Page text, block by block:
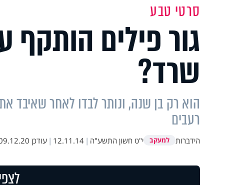
סרטי טבע
גור פילים הותקף
שרד?
רעבים
הידברות למעקב י"ט חשון התשע"ה |
12.11.14
| עודכן 21:36